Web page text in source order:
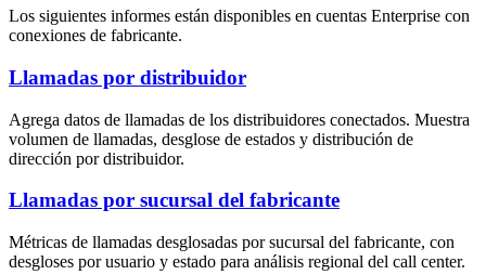
Los siguientes informes están disponibles en cuentas Enterprise con
conexiones de fabricante.
Llamadas por distribuidor
Agrega datos de llamadas de los distribuidores conectados. Muestra
volumen de llamadas, desglose de estados y distribución de
dirección por distribuidor.
Llamadas por sucursal del fabricante
Métricas de llamadas desglosadas por sucursal del fabricante, con
desgloses por usuario y estado para análisis regional del call center.